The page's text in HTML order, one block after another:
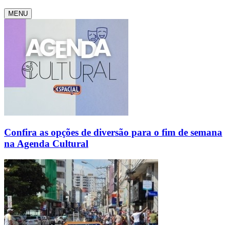
MENU
Confira as opções de diversão para o fim de semana
na Agenda Cultural